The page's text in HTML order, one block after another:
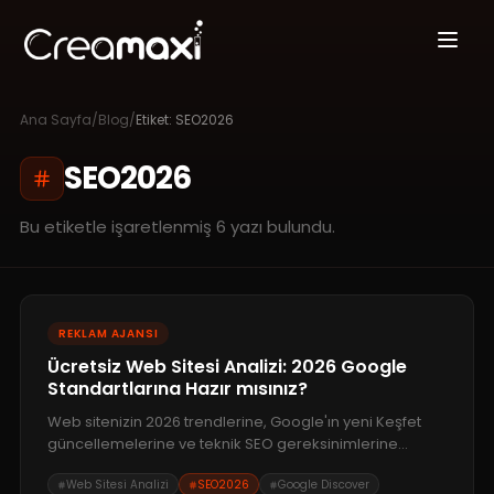
Ana Sayfa/Blog/Etiket: SEO2026
SEO2026
Bu etiketle işaretlenmiş 6 yazı bulundu.
REKLAM AJANSI
Ücretsiz Web Sitesi Analizi: 2026 Google
Standartlarına Hazır mısınız?
Web sitenizin 2026 trendlerine, Google'ın yeni Keşfet
güncellemelerine ve teknik SEO gereksinimlerine
bu analiz rehberi, dönüşüm oranlarınızı artırmanın
Web Sitesi Analizi SEO2026 Google Discover